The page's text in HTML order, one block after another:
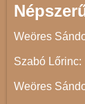
Weöres
Szabó
Weöres